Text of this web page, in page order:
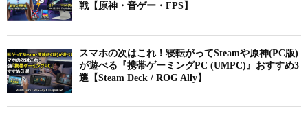
戦【原神・音ゲー・FPS】
スマホの次はこれ！寝転がってSteamや原神(PC版)
が遊べる『携帯ゲーミングPC (UMPC)』おすすめ3
選【Steam Deck / ROG Ally】